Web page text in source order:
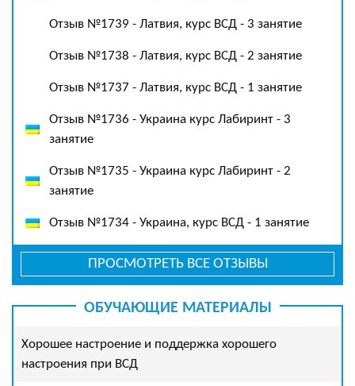
Отзыв №1739 - Латвия, курс ВСД - 3 занятие
Отзыв №1738 - Латвия, курс ВСД - 2 занятие
Отзыв №1737 - Латвия, курс ВСД - 1 занятие
Отзыв №1736 - Украина курс Лабиринт - 3
занятие
Отзыв №1735 - Украина курс Лабиринт - 2
занятие
Отзыв №1734 - Украина, курс ВСД - 1 занятие
ПРОСМОТРЕТЬ ВСЕ ОТЗЫВЫ
ОБУЧАЮЩИЕ МАТЕРИАЛЫ
Хорошее настроение и поддержка хорошего
настроения при ВСД